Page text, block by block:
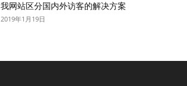
我网站区分国内外访客的解决方案
2019年1月19日